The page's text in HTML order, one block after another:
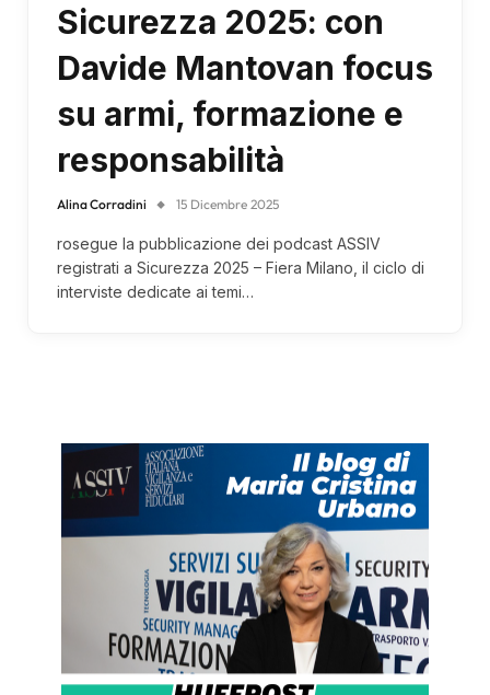
Sicurezza 2025: con
Davide Mantovan focus
su armi, formazione e
responsabilità
Alina Corradini 15 Dicembre 2025
rosegue la pubblicazione dei podcast ASSIV
registrati a Sicurezza 2025 – Fiera Milano, il ciclo di
interviste dedicate ai temi…